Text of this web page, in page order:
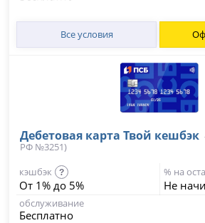
Все условия
Дебетовая карта Твой кешбэк
РФ №3251)
кэшбэк
?
От 1% до 5%
% на
Не
обслуживание
Бесплатно